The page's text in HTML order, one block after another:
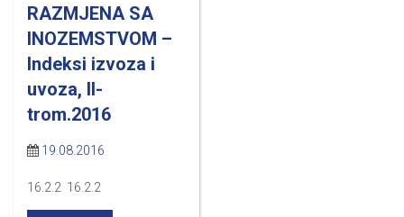
RAZMJENA SA
INOZEMSTVOM –
Indeksi izvoza i
uvoza, II-
trom.2016
19.08.2016
16.2.2 16.2.2